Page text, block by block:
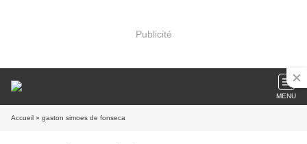
Publicité
MENU
Accueil » gaston simoes de fonseca